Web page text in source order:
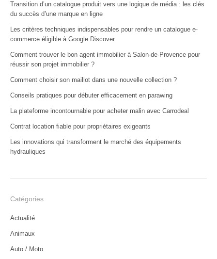
Transition d’un catalogue produit vers une logique de média : les clés
du succès d’une marque en ligne
Les critères techniques indispensables pour rendre un catalogue e-
commerce éligible à Google Discover
Comment trouver le bon agent immobilier à Salon-de-Provence pour
réussir son projet immobilier ?
Comment choisir son maillot dans une nouvelle collection ?
Conseils pratiques pour débuter efficacement en parawing
La plateforme incontournable pour acheter malin avec Carrodeal
Contrat location fiable pour propriétaires exigeants
Les innovations qui transforment le marché des équipements
hydrauliques
Catégories
Actualité
Animaux
Auto / Moto